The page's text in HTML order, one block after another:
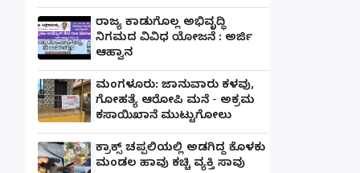
ರಾಜ್ಯ ಕಾಡುಗೊಲ್ಲ ಅಭಿವೃದ್ಧಿ
ನಿಗಮದ ವಿವಿಧ ಯೋಜನೆ : ಅರ್ಜಿ
ಆಹ್ವಾನ
ಮಂಗಳೂರು: ಜಾನುವಾರು ಕಳವು,
ಗೋಹತ್ಯೆ ಆರೋಪಿ ಮನೆ - ಅಕ್ರಮ
ಕಸಾಯಿಖಾನೆ ಮುಟ್ಟುಗೋಲು
ಕ್ರಾಕ್ಸ್ ಚಪ್ಪಲಿಯಲ್ಲಿ ಅಡಗಿದ್ದ ಕೊಳಕು
ಮಂಡಲ ಹಾವು ಕಚ್ಚಿ ವ್ಯಕ್ತಿ ಸಾವು